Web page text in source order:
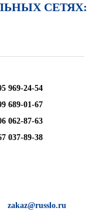
СЕТЯХ:
969-24-54
689-01-67
062-87-63
037-89-38
zakaz@russlo.ru